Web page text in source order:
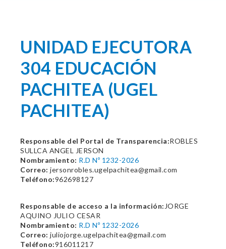
UNIDAD EJECUTORA
304 EDUCACIÓN
PACHITEA (UGEL
PACHITEA)
Responsable del Portal de Transparencia:ROBLES
SULLCA ANGEL JERSON
Nombramiento: R.D Nº 1232-2026
Correo: jersonrobles.ugelpachitea@gmail.com
Teléfono:962698127
Responsable de acceso a la información: JORGE
AQUINO JULIO CESAR
Nombramiento: R.D Nº 1232-2026
Correo: juliojorge.ugelpachitea@gmail.com
Teléfono:916011217